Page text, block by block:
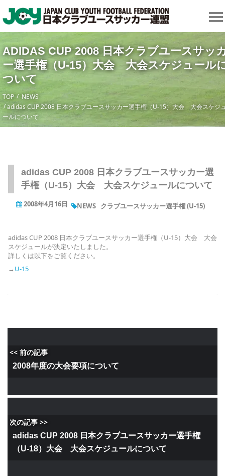
ADIDAS CUP 2008 日本クラブユースサッ
ー選手権（U-15）大会 大会スケジュール
ついて
TOP
NEWS
adidas CUP 2008 日本クラブユースサッカー選手権（U-15）大会 大会スケジ
ールについて
adidas CUP 2008 日本クラブユースサッカー選
手権（U-15）大会 大会スケジュールについて
2008年4月16日 NEWS クラブユースサッカー選手権 (U-15)
adidas CUP 2008 日本クラブユースサッカー選手権（U-15）大会 大会
スケジュールが決定いたしました。
詳しくは以下をご覧ください。
→ U-15
<< 前の記事
2008年度の大会要項について
次の記事 >>
adidas CUP 2008 日本クラブユースサッカー選手権
（U-18）大会 大会スケジュールについて